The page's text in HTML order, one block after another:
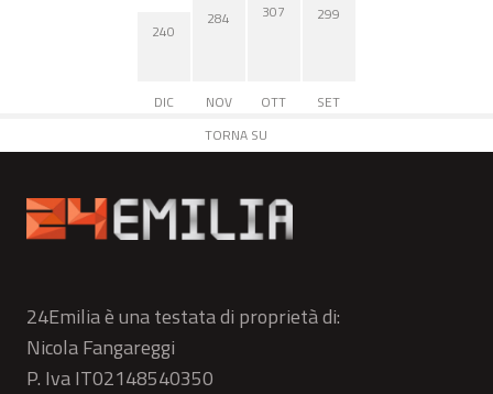
240
DIC
284
NOV
307
OTT
299
SET
TORNA SU
24Emilia è una testata di proprietà di:
Nicola Fangareggi
P. Iva IT02148540350